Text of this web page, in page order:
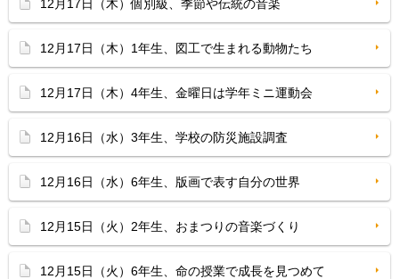
12月17日（木）個別級、季節や伝統の音楽
12月17日（木）1年生、図工で生まれる動物たち
12月17日（木）4年生、金曜日は学年ミニ運動会
12月16日（水）3年生、学校の防災施設調査
12月16日（水）6年生、版画で表す自分の世界
12月15日（火）2年生、おまつりの音楽づくり
12月15日（火）6年生、命の授業で成長を見つめて